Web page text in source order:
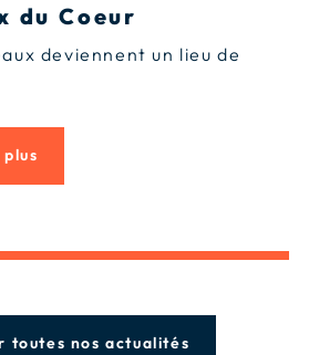
du Coeur
deviennent un lieu de
toutes nos actualités